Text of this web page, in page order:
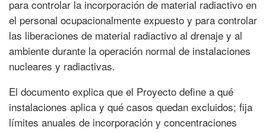
para controlar la incorporación de material radiactivo en
el personal ocupacionalmente expuesto y para controlar
las liberaciones de material radiactivo al drenaje y al
ambiente durante la operación normal de instalaciones
nucleares y radiactivas.
El documento explica que el Proyecto define a qué
instalaciones aplica y qué casos quedan excluidos; fija
límites anuales de incorporación y concentraciones